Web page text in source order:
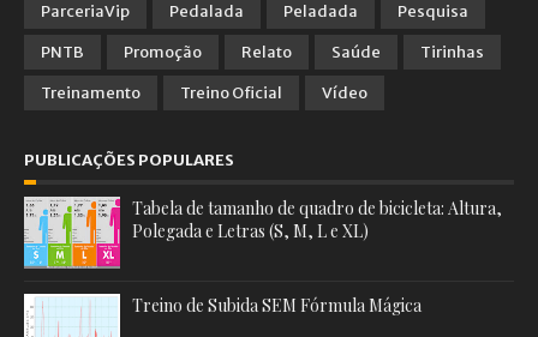
ParceriaVip
Pedalada Peladada
Pesquisa
PNTB
Promoção Relato Saúde
Tirinhas
Treinamento
Treino Oficial Vídeo
PUBLICAÇÕES POPULARES
Tabela de tamanho de quadro de bicicleta: Altura,
Polegada e Letras (S, M, L e XL)
Treino de Subida SEM Fórmula Mágica